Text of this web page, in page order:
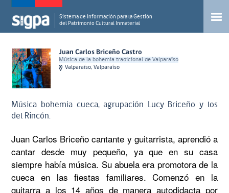
Sistema de Información para la Gestión
del Patrimonio Cultural Inmaterial
Juan Carlos Briceño Castro
Música de la bohemia tradicional de Valparaíso
Valparaíso, Valparaíso
Música bohemia cueca, agrupación Lucy Briceño y los
del Rincón.
Juan Carlos Briceño cantante y guitarrista, aprendió a
cantar desde muy pequeño, ya que en su casa
siempre había música. Su abuela era promotora de la
cueca en las fiestas familiares. Comenzó en la
guitarra a los 14 años de manera autodidacta por